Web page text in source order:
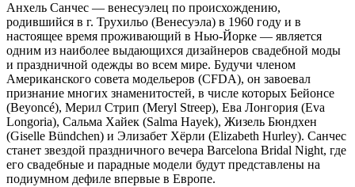
Анхель Санчес ― венесуэлец по происхождению,
родившийся в г. Трухильо (Венесуэла) в 1960 году и в
настоящее время проживающий в Нью-Йорке ― является
одним из наиболее выдающихся дизайнеров свадебной моды
и праздничной одежды во всем мире. Будучи членом
Американского совета модельеров (CFDA), он завоевал
признание многих знаменитостей, в числе которых Бейонсе
(Beyoncé), Мерил Стрип (Meryl Streep), Ева Лонгория (Eva
Longoria), Сальма Хайек (Salma Hayek), Жизель Бюндхен
(Giselle Bündchen) и Элизабет Хёрли (Elizabeth Hurley). Санчес
станет звездой праздничного вечера Barcelona Bridal Night, где
его свадебные и парадные модели будут представлены на
подиумном дефиле впервые в Европе.